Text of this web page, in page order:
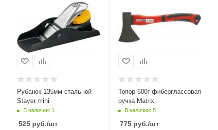
Рубанок 135мм стальной
Stayer mini
В наличии: 1
525 руб./шт
Топор 600г фиберглассовая
ручка Matrix
В наличии: 5
775руб./шт